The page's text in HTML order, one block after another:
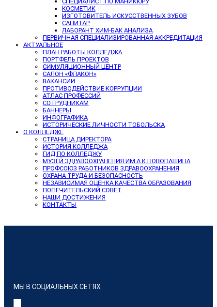
КОСМЕТИК
ИЗГОТОВИТЕЛЬ ИСКУССТВЕННЫХ ЗУБОВ
САНИТАР
ЛАБОРАНТ ХИМ-БАК АНАЛИЗА
ПЕРВИЧНАЯ СПЕЦИАЛИЗИРОВАННАЯ АККРЕДИТАЦИЯ
АКТУАЛЬНОЕ
ПЛАН РАБОТЫ КОЛЛЕДЖА
ПОРТФЕЛЬ ПРОЕКТОВ
СИМУЛЯЦИОННЫЙ ЦЕНТР
САЛОН «ФЛАКОН»
ВАКАНСИИ
ПРОТИВОДЕЙСТВИЕ КОРРУПЦИИ
АТЛАС ПРОФЕССИЙ
СОТРУДНИКАМ
БАННЕРЫ
ИНФОГРАФИКА
ИСТОРИЧЕСКИЕ ЛИЧНОСТИ ТОБОЛЬСКА
О КОЛЛЕДЖЕ
СТРАНИЦА ДИРЕКТОРА
ИСТОРИЯ КОЛЛЕДЖА
ГИД ПО КОЛЛЕДЖУ
МУЗЕЙ ЗДРАВООХРАНЕНИЯ ИМ.А.К.НОВОПАШИНА
ПРОФСОЮЗ РАБОТНИКОВ ЗДРАВООХРАНЕНИЯ
ОХРАНА ТРУДА И БЕЗОПАСНОСТЬ
НЕЗАВИСИМАЯ ОЦЕНКА КАЧЕСТВА ОБРАЗОВАНИЯ
ПОПЕЧИТЕЛЬСКИЙ СОВЕТ
НАШИ ДОСТИЖЕНИЯ
КОНТАКТЫ
МЫ В СОЦИАЛЬНЫХ СЕТЯХ